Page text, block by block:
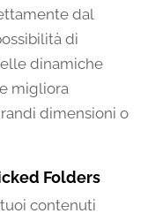
dal
di
dinamiche
migliora
dimensioni o
Folders
contenuti